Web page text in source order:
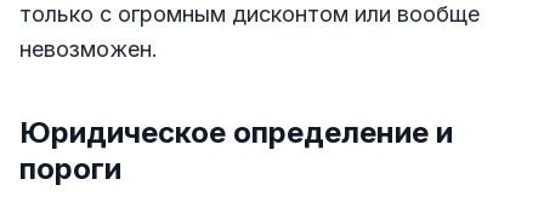
только с огромным дисконтом или вообще
невозможен.
Юридическое определение и
пороги